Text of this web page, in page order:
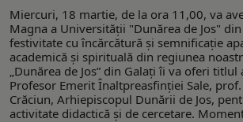
Miercuri, 18 martie, de la ora 11,00, va
Magna a Universităţii "Dunărea de Jos"
festivitate cu încărcătură şi semnificaţie
academică şi spirituală din regiunea
„Dunărea de Jos” din Galați îi va oferi titlul
Profesor Emerit Înaltpreasfinției Sale, prof.
Crăciun, Arhiepiscopul Dunării de Jos,
activitate didactică și de cercetare.